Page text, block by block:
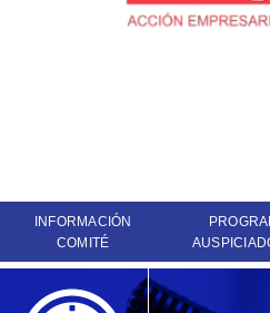
INFORMACIÓN
COMITÉ